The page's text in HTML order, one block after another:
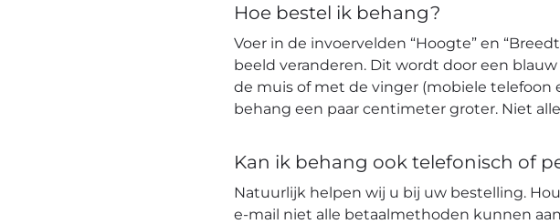
Hoe bestel ik behang?
Voer in de invoervelden “Hoogte” en
beeld veranderen. Dit wordt door een
de muis of met de vinger (mobiele telefoon
behang een paar centimeter groter. Niet
Kan ik behang ook telefonisch of
Natuurlijk helpen wij u bij uw bestelling.
e-mail niet alle betaalmethoden kunnen